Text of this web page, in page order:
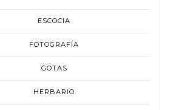
ESCOCIA
FOTOGRAFÍA
GOTAS
HERBARIO